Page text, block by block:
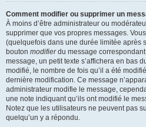
Comment modifier ou supprimer un
À moins d’être administrateur ou
supprimer que vos propres messages.
(quelquefois dans une durée limitée après
bouton modifierdu message
message, un petit texte s’affichera en bas
modifié, le nombre de fois qu’il a été
dernière modification. Ce message
administrateur modifie le message,
une note indiquant qu’ils ont modifié le
Notez que les utilisateurs ne peuvent pas
quelqu’un y a répondu.